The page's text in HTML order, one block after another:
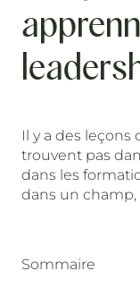
Il y a des
trouvent pas
dans les
dans un
Sommaire